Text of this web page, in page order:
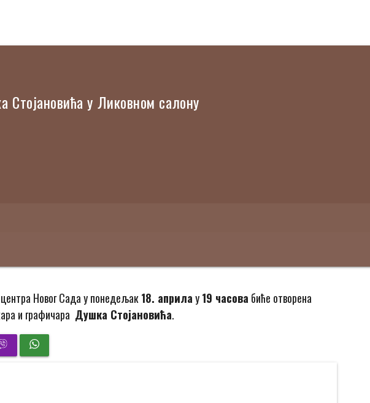
у Ликовном салону
Новог Сада у понедељак18. априлау19 часова биће отворена
и графичара Душка Стојановића.